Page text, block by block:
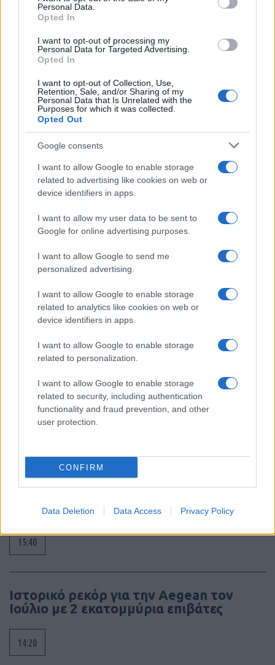
Personal Data.
Opted In
I want to opt-out of processing my
Personal Data for Targeted Advertising.
Opted In
I want to opt-out of Collection, Use,
Retention, Sale, and/or Sharing of my
Personal Data that Is Unrelated with the
Purposes for which it was collected.
Opted Out
Google consents
I want to allow Google to enable storage
related to advertising like cookies on web or
device identifiers in apps.
I want to allow my user data to be sent to
Google for online advertising purposes.
I want to allow Google to send me
personalized advertising.
I want to allow Google to enable storage
related to analytics like cookies on web or
device identifiers in apps.
I want to allow Google to enable storage
related to personalization.
I want to allow Google to enable storage
related to security, including authentication
functionality and fraud prevention, and other
user protection.
CONFIRM
Data Deletion Data Access Privacy Policy
Litening: Η Αμερικανική Αεροπορία
επενδύει σε ένα από τα πλέον
διαδεδομένα ατρακτίδια στοχοποίησης
ΣΑΝ ΣΗΜΕΡΑ – 6 Αυγούστου 1777:
Μάχη του Oriskany, μια ήττα με
ινδιάνικο εμφύλιο
αεροσκάφος ή μια ακόμη ρήξη με το
Ισραήλ;
Μόναχο: Ισόβια στον 25χρονο Αφγανό
για τη φονική επίθεση σε διαδήλωση
Άμυνας για επιτάχυνση της στήριξης
15:40
Ιστορικό ρεκόρ για την Aegean τον
Ιούλιο με 2 εκατομμύρια επιβάτες
14:20